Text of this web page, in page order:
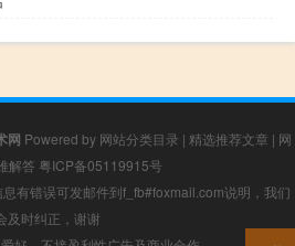
网 Powered by 网站分类目录 | 精选推荐文章 | 网
解答 粤ICP备05119915号
有错误可发邮件到f_fb#foxmail.com说明，我们
及时纠正，谢谢